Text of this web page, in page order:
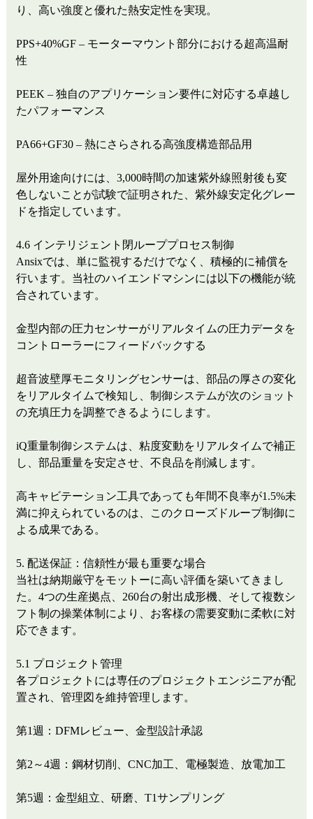
り、高い強度と優れた熱安定性を実現。
PPS+40%GF – モーターマウント部分における超高温耐
性
PEEK – 独自のアプリケーション要件に対応する卓越し
たパフォーマンス
PA66+GF30 – 熱にさらされる高強度構造部品用
屋外用途向けには、3,000時間の加速紫外線照射後も変
色しないことが試験で証明された、紫外線安定化グレー
ドを指定しています。
4.6 インテリジェント閉ループプロセス制御
Ansixでは、単に監視するだけでなく、積極的に補償を
行います。当社のハイエンドマシンには以下の機能が統
合されています。
金型内部の圧力センサーがリアルタイムの圧力データを
コントローラーにフィードバックする
超音波壁厚モニタリングセンサーは、部品の厚さの変化
をリアルタイムで検知し、制御システムが次のショット
の充填圧力を調整できるようにします。
iQ重量制御システムは、粘度変動をリアルタイムで補正
し、部品重量を安定させ、不良品を削減します。
高キャビテーション工具であっても年間不良率が1.5%未
満に抑えられているのは、このクローズドループ制御に
よる成果である。
5. 配送保証：信頼性が最も重要な場合
当社は納期厳守をモットーに高い評価を築いてきまし
た。4つの生産拠点、260台の射出成形機、そして複数シ
フト制の操業体制により、お客様の需要変動に柔軟に対
応できます。
5.1 プロジェクト管理
各プロジェクトには専任のプロジェクトエンジニアが配
置され、管理図を維持管理します。
第1週：DFMレビュー、金型設計承認
第2～4週：鋼材切削、CNC加工、電極製造、放電加工
第5週：金型組立、研磨、T1サンプリング